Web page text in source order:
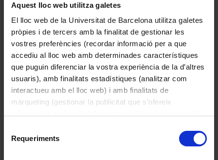
Aquest lloc web utilitza galetes
El lloc web de la Universitat de Barcelona utilitza galetes
pròpies i de tercers amb la finalitat de gestionar les
vostres preferències (recordar informació per a que
accediu al lloc web amb determinades característiques
que puguin diferenciar la vostra experiència de la d’altres
usuaris), amb finalitats estadístiques (analitzar com
interactueu amb el lloc web) i amb finalitats de
màrqueting (gestionar la publicitat que s’ofereix
consultar laPolítica de galetes del lloc web de la
Requeriments